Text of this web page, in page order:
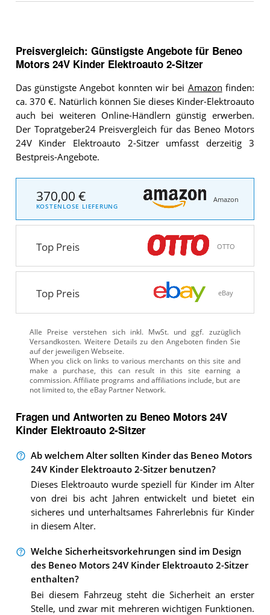
Preisvergleich: Günstigste Angebote für Beneo
Motors 24V Kinder Elektroauto 2-Sitzer
Das günstigste Angebot konnten wir bei Amazon finden:
ca. 370 €. Natürlich können Sie dieses Kinder-Elektroauto
auch bei weiteren Online-Händlern günstig erwerben.
Der Topratgeber24 Preisvergleich für das Beneo Motors
24V Kinder Elektroauto 2-Sitzer umfasst derzeitig 3
Bestpreis-Angebote.
370,00 €
KOSTENLOSE LIEFERUNG
Amazon
Top Preis OTTO
Top Preis eBay
Alle Preise verstehen sich inkl. MwSt. und ggf. zuzüglich
Versandkosten. Weitere Details zu den Angeboten finden Sie
auf der jeweiligen Webseite.
Fragen und Antworten zu Beneo Motors 24V
Kinder Elektroauto 2-Sitzer
Ab welchem Alter sollten Kinder das Beneo Motors
24V Kinder Elektroauto 2-Sitzer benutzen?
Dieses Elektroauto wurde speziell für Kinder im Alter
von drei bis acht Jahren entwickelt und bietet ein
sicheres und unterhaltsames Fahrerlebnis für Kinder
in diesem Alter.
Welche Sicherheitsvorkehrungen sind im Design
des Beneo Motors 24V Kinder Elektroauto 2-Sitzer
enthalten?
Bei diesem Fahrzeug steht die Sicherheit an erster
Stelle, und zwar mit mehreren wichtigen Funktionen.